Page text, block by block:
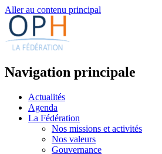
Aller au contenu principal
Navigation principale
Actualités
Agenda
La Fédération
Nos missions et activités
Nos valeurs
Gouvernance